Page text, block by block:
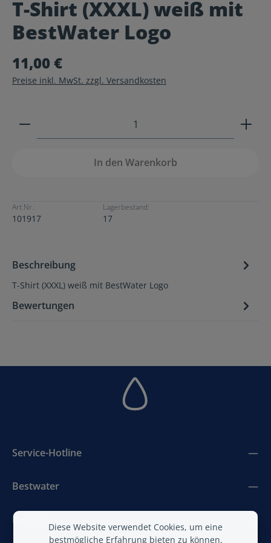
Durchschnittliche Bewertung von 0 von 5 Sternen
T-Shirt (XXXL) weiß mit
BestWater Logo
11,00 €
Preise inkl. MwSt. zzgl. Versandkosten
Produkt Anzahl: Gib den gewünschten Wert ein
In den Warenkorb
Art.Nr.:
101917
Lagerbestand:
17
Beschreibung
T-Shirt (XXXL) weiß mit BestWater Logo
Bewertungen
Service-Hotline
Bestwater
BestAir
Diese Website verwendet Cookies, um eine
bestmögliche Erfahrung bieten zu können.